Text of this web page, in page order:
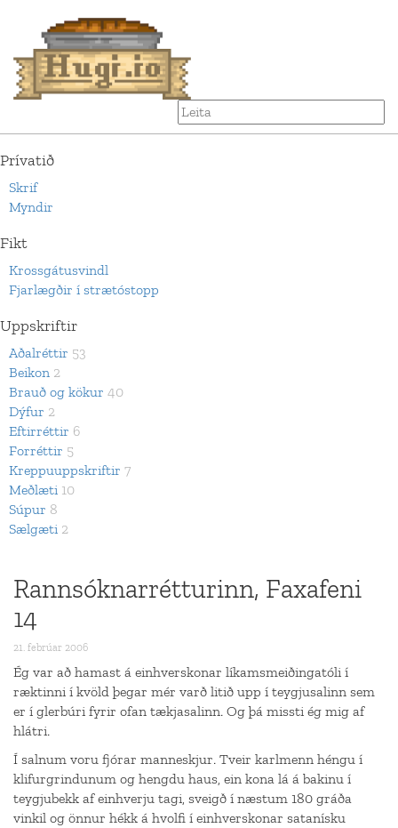
Prívatið
Skrif
Myndir
Fikt
Krossgátusvindl
Fjarlægðir í strætóstopp
Uppskriftir
Aðalréttir 53
Beikon 2
Brauð og kökur 40
Dýfur 2
Eftirréttir 6
Forréttir 5
Kreppuuppskriftir 7
Meðlæti 10
Súpur 8
Sælgæti 2
Rannsóknarrétturinn, Faxafeni
14
21. febrúar 2006
Ég var að hamast á einhverskonar líkamsmeiðingatóli í
ræktinni í kvöld þegar mér varð litið upp í teygjusalinn sem
er í glerbúri fyrir ofan tækjasalinn. Og þá missti ég mig af
hlátri.
Í salnum voru fjórar manneskjur. Tveir karlmenn héngu í
klifurgrindunum og hengdu haus, ein kona lá á bakinu í
teygjubekk af einhverju tagi, sveigð í næstum 180 gráða
vinkil og önnur hékk á hvolfi í einhverskonar satanísku